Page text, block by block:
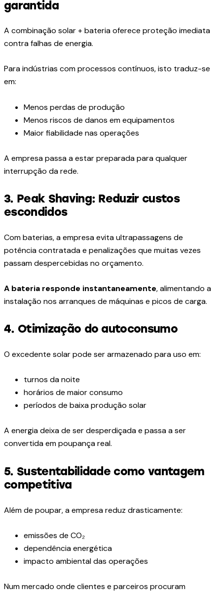
garantida
A combinação solar + bateria oferece proteção imediata
contra falhas de energia.
Para indústrias com processos contínuos, isto traduz-se
em:
Menos perdas de produção
Menos riscos de danos em equipamentos
Maior fiabilidade nas operações
A empresa passa a estar preparada para qualquer
interrupção da rede.
3. Peak Shaving: Reduzir custos
escondidos
Com baterias, a empresa evita ultrapassagens de
potência contratada e penalizações que muitas vezes
passam despercebidas no orçamento.
A bateria responde instantaneamente, alimentando a
instalação nos arranques de máquinas e picos de carga.
4. Otimização do autoconsumo
O excedente solar pode ser armazenado para uso em:
turnos da noite
horários de maior consumo
períodos de baixa produção solar
A energia deixa de ser desperdiçada e passa a ser
convertida em poupança real.
5. Sustentabilidade como vantagem
competitiva
Além de poupar, a empresa reduz drasticamente:
emissões de CO₂
dependência energética
impacto ambiental das operações
Num mercado onde clientes e parceiros procuram